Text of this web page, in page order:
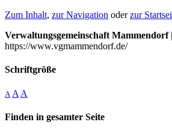
Zum Inhalt, zur Navigation oderzur
Verwaltungsgemeinschaft Mammendorf
https://www.vgmammendorf.de/
Schriftgröße
A A A
Finden in gesamter Seite